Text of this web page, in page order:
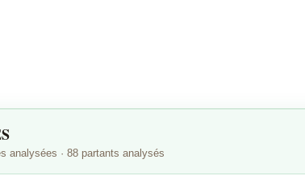
analysées · 88 partants analysés